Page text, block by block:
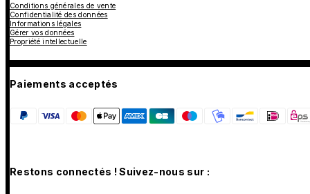
Conditions générales de vente
Confidentialité des données
Informations légales
Gérer vos données
Propriété intellectuelle
Paiements acceptés
Restons connectés ! Suivez-nous sur :